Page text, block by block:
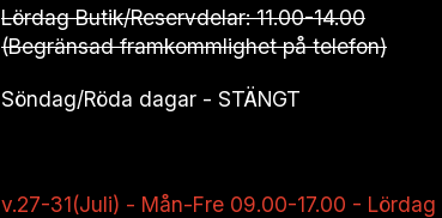
Lördag Butik/Reservdelar: 11.00-14.00
(Begränsad framkommlighet på telefon)
Söndag/Röda dagar - STÄNGT
v.27-31(Juli) - Mån-Fre 09.00-17.00 - Lördag